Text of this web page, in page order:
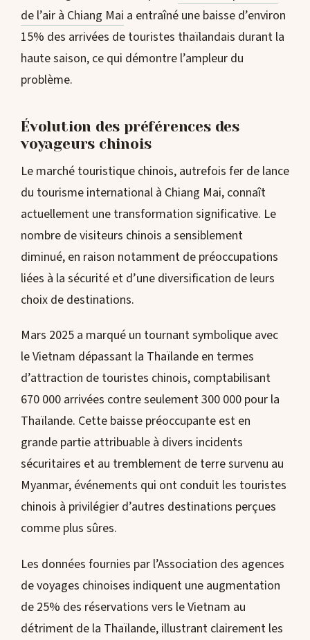
de l’air à Chiang Mai a entraîné une baisse d’environ
15% des arrivées de touristes thaïlandais durant la
haute saison, ce qui démontre l’ampleur du
problème.
Évolution des préférences des
voyageurs chinois
Le marché touristique chinois, autrefois fer de lance
du tourisme international à Chiang Mai, connaît
actuellement une transformation significative. Le
nombre de visiteurs chinois a sensiblement
diminué, en raison notamment de préoccupations
liées à la sécurité et d’une diversification de leurs
choix de destinations.
Mars 2025 a marqué un tournant symbolique avec
le Vietnam dépassant la Thaïlande en termes
d’attraction de touristes chinois, comptabilisant
670 000 arrivées contre seulement 300 000 pour la
Thaïlande. Cette baisse préoccupante est en
grande partie attribuable à divers incidents
sécuritaires et au tremblement de terre survenu au
Myanmar, événements qui ont conduit les touristes
chinois à privilégier d’autres destinations perçues
comme plus sûres.
Les données fournies par l’Association des agences
de voyages chinoises indiquent une augmentation
de 25% des réservations vers le Vietnam au
détriment de la Thaïlande, illustrant clairement les